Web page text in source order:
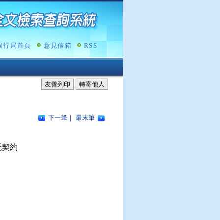
行局首頁 意見信箱 RSS
友善列印 轉寄他人
下一筆 ｜ 最末筆
約